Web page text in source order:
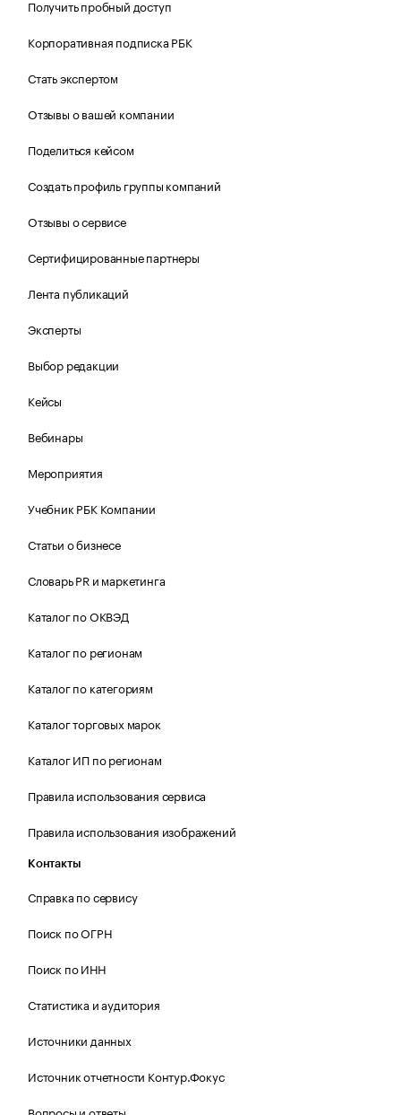
Получить пробный доступ
Корпоративная подписка РБК
Стать экспертом
Отзывы о вашей компании
Поделиться кейсом
Создать профиль группы компаний
Отзывы о сервисе
Сертифицированные партнеры
Лента публикаций
Эксперты
Выбор редакции
Кейсы
Вебинары
Мероприятия
Учебник РБК Компании
Статьи о бизнесе
Словарь PR и маркетинга
Каталог по ОКВЭД
Каталог по регионам
Каталог по категориям
Каталог торговых марок
Каталог ИП по регионам
Правила использования сервиса
Правила использования изображений
Контакты
Справка по сервису
Поиск по ОГРН
Поиск по ИНН
Статистика и аудитория
Источники данных
Источник отчетности Контур.Фокус